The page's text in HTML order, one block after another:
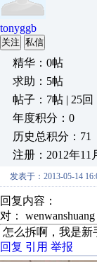
tonyggb
关注 私信
精华：0帖
求助：5帖
帖子：7帖 | 25回
年度积分：0
历史总积分：71
注册：2012年11
发表于：2013-05-14
回复内容：
对： wenwanshuang
怎么拆啊，我是新
回复 引用 举报